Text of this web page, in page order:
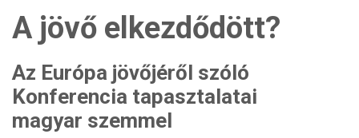
A jövő elkezdődött?
Az Európa jövőjéről szóló
Konferencia tapasztalatai
magyar szemmel